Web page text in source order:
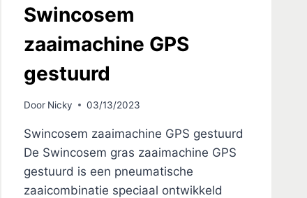
Swincosem
zaaimachine GPS
gestuurd
Door Nicky 03/13/2023
Swincosem zaaimachine GPS gestuurd
De Swincosem gras zaaimachine GPS
gestuurd is een pneumatische
zaaicombinatie speciaal ontwikkeld